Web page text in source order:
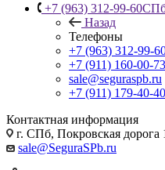
+7 (963) 312-99-60СПб
Назад
Телефоны
+7 (963) 312-99-
+7 (911) 160-00-73
sale@seguraspb.ru
+7 (911) 179-40-40
Контактная информация
г. СПб, Покровская дорога
sale@SeguraSPb.ru